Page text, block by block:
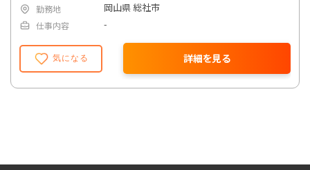
気になる 詳細を見る
勤務地 岡山県 総社市
仕事内容 -